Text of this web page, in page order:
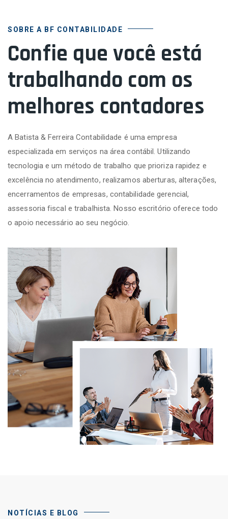
SOBRE A BF CONTABILIDADE
Confie que você está
trabalhando com os
melhores contadores
A Batista & Ferreira Contabilidade é uma empresa
especializada em serviços na área contábil. Utilizando
tecnologia e um método de trabalho que prioriza rapidez e
excelência no atendimento, realizamos aberturas, alterações,
encerramentos de empresas, contabilidade gerencial,
assessoria fiscal e trabalhista. Nosso escritório oferece todo
o apoio necessário ao seu negócio.
NOTÍCIAS E BLOG